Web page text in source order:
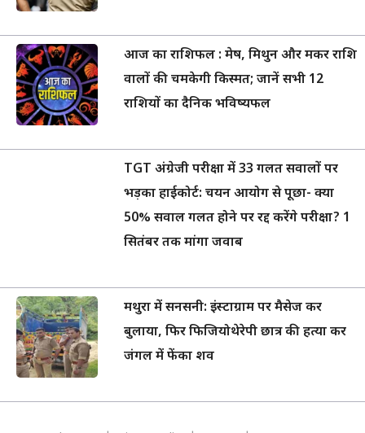
आज का राशिफल : मेष, मिथुन और मकर राशि
वालों की चमकेगी किस्मत; जानें सभी 12
राशियों का दैनिक भविष्यफल
TGT अंग्रेजी परीक्षा में 33 गलत सवालों पर
भड़का हाईकोर्ट: चयन आयोग से पूछा- क्या
50% सवाल गलत होने पर रद्द करेंगे परीक्षा? 1
सितंबर तक मांगा जवाब
मथुरा में सनसनी: इंस्टाग्राम पर मैसेज कर
बुलाया, फिर फिजियोथेरेपी छात्र की हत्या कर
जंगल में फेंका शव